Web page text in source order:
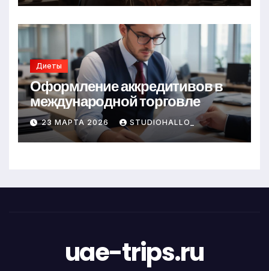
Диеты
Оформление аккредитивов в
международной торговле
23 МАРТА 2026 STUDIOHALLO_
uae-trips.ru